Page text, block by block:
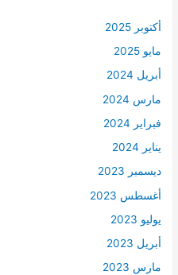
أكتوبر 2025
مايو 2025
أبريل 2024
مارس 2024
فبراير 2024
يناير 2024
ديسمبر 2023
أغسطس 2023
يوليو 2023
أبريل 2023
مارس 2023